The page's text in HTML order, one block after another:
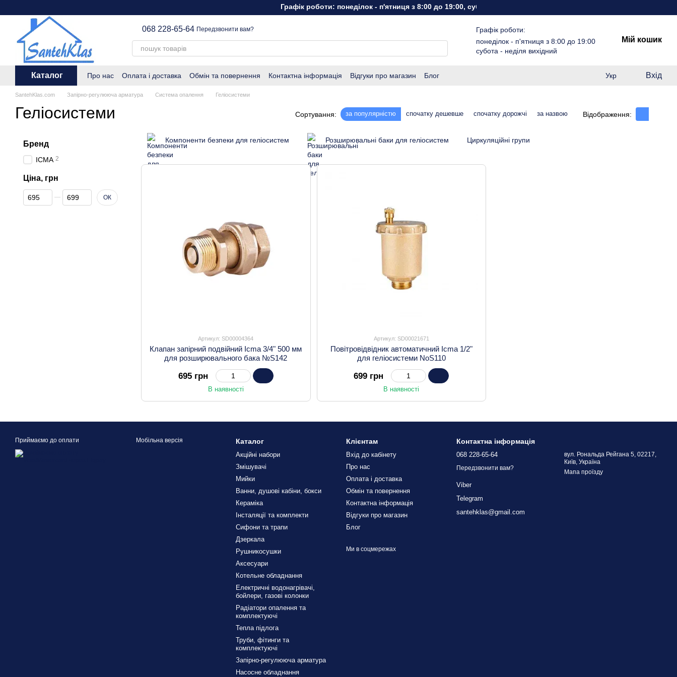
Графік роботи: понеділок - п'ятниця з 8:00 до 19:00, субота - неділя вихідний
068 228-65-64 Передзвонити вам?
Графік роботи:
понеділок - п'ятниця з 8:00 до 19:00
субота - неділя вихідний
Мій кошик
Каталог Про нас Оплата і доставка Обмін та повернення Контактна інформація Відгуки про магазин Блог Укр Вхід
SantehKlas.com Запірно-регулююча арматура Система опалення Геліосистеми
Геліосистеми Сортування: за популярністю спочатку дешевше спочатку дорожчі за назвою Відображення:
Компоненти безпеки для геліосистем Розширювальні баки для геліосистем Циркуляційні групи
Артикул: SD00004364
Клапан запірний подвійний Icma 3/4" 500 мм
для розширювального бака №S142
695 грн
В наявності
Артикул: SD00021671
Повітровідвідник автоматичний Icma 1/2"
для геліосистеми NoS110
699 грн
В наявності
Бренд
ICMA 2
Ціна, грн
Від Ціна, грн
До Ціна, грн ОК
Приймаємо до оплати Мобільна версія Каталог
Акційні набори
Змішувачі
Мийки
Ванни, душові кабіни, бокси
Кераміка
Інсталяції та комплекти
Сифони та трапи
Дзеркала
Рушникосушки
Аксесуари
Котельне обладнання
Електричні водонагрівачі,
бойлери, газові колонки
Радіатори опалення та
комплектуючі
Тепла підлога
Труби, фітинги та
комплектуючі
Запірно-регулююча арматура
Насосне обладнання
Клієнтам
Вхід до кабінету
Про нас
Оплата і доставка
Обмін та повернення
Контактна інформація
Відгуки про магазин
Блог
Ми в соцмережах
Контактна інформація
068 228-65-64
Передзвонити вам?
Viber
Telegram
santehklas@gmail.com
вул. Рональда Рейгана 5, 02217,
Київ, Україна
Мапа проїзду